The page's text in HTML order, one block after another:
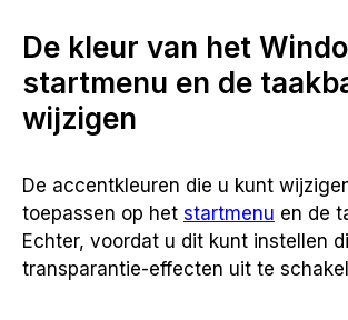
De kleur van het
startmenu en de
wijzigen
De accentkleuren die u kunt
toepassen op het startmenu en de
Echter, voordat u dit kunt instellen
transparantie-effecten uit te